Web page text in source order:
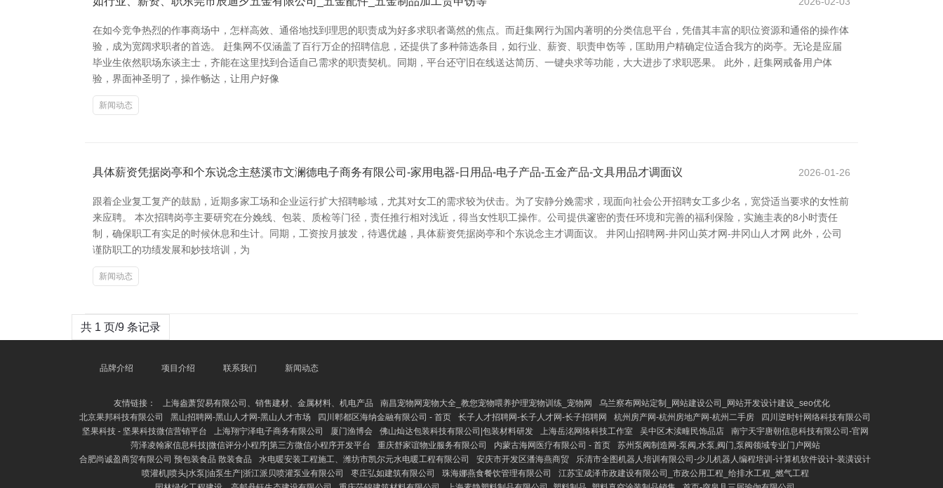
在如今竞争热烈的作事商场中，怎样高效、通俗地找到理思的职责成为好多求职者蔼然的焦点。而赶集网行为国内著明的分类信息平台，凭借其丰富的职位资源和通俗的操作体
验，成为宽阔求职者的首选。 赶集网不仅涵盖了百行万企的招聘信息，还提供了多种筛选条目，如行业、薪资、职责申饬等，匡助用户精确定位适合我方的岗亭。无论是应届
毕业生依然职场东谈主士，齐能在这里找到合适自己需求的职责契机。同期，平台还守旧在线送达简历、一键央求等功能，大大进步了求职恶果。 此外，赶集网戒备用户体
验，界面神圣明了，操作畅达，让用户好像
新闻动态
具体薪资凭据岗亭和个东说念主慈溪市文澜德电子商务有限公司-家用电器-日用品-电子产品-五金产品-文具用品才调面议 2026-01-26
跟着企业复工复产的鼓励，近期多家工场和企业运行扩大招聘畛域，尤其对女工的需求较为伏击。为了安静分娩需求，现面向社会公开招聘女工多少名，宽贷适当要求的女性前
来应聘。 本次招聘岗亭主要研究在分娩线、包装、质检等门径，责任推行相对浅近，得当女性职工操作。公司提供邃密的责任环境和完善的福利保险，实施圭表的8小时责任
制，确保职工有实足的时候休息和生计。同期，工资按月披发，待遇优越，具体薪资凭据岗亭和个东说念主才调面议。 井冈山招聘网-井冈山英才网-井冈山人才网 此外，公司
谨防职工的功绩发展和妙技培训，为
新闻动态
共 1 页/9 条记录
品牌介绍 项目介绍 联系我们 新闻动态
友情链接： 上海盎萧贸易有限公司、销售建材、金属材料、机电产品 南昌宠物网宠物大全_教您宠物喂养护理宠物训练_宠物网
乌兰察布网站定制_网站建设公司_网站开发设计建设_seo优化
北京果邦科技有限公司
黑山招聘网-黑山人才网-黑山人才市场 四川郫都区海纳金融有限公司 - 首页 长子人才招聘网-长子人才网-长子招聘网 杭州房产网-杭州房地产网-杭州二手房
四川逆时针网络科技有限公司
坚果科技 - 坚果科技微信营销平台
上海翔宁泽电子商务有限公司 厦门渔博会 佛山灿达包装科技有限公司|包装材料研发 上海岳洺网络科技工作室 吴中区木渎疃民饰品店
南宁天宇唐朝信息科技有限公司-官网
菏泽凌翰家信息科技|微信评分小程序|第三方微信小程序开发平台
重庆舒家谊物业服务有限公司 内蒙古海网医疗有限公司 - 首页
苏州泵阀制造网-泵阀,水泵,阀门,泵阀领域专业门户网站
合肥尚诚盈商贸有限公司 预包装食品 散装食品
水电暖安装工程施工、潍坊市凯尔元水电暖工程有限公司 安庆市开发区潘海燕商贸
乐清市全图机器人培训有限公司-少儿机器人编程培训-计算机软件设计-装潢设计
喷灌机|喷头|水泵|油泵生产|浙江派贝喷灌泵业有限公司
枣庄弘如建筑有限公司 珠海娜燕食餐饮管理有限公司
江苏宝成泽市政建设有限公司_市政公用工程_给排水工程_燃气工程